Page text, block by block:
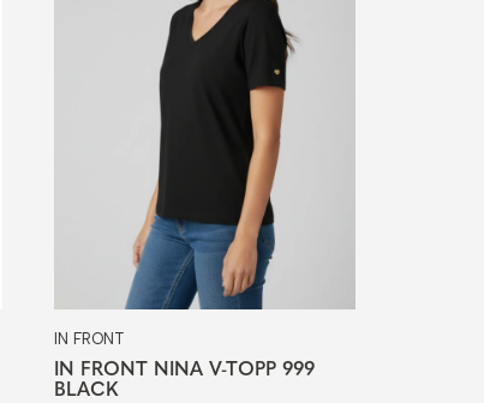
IN FRONT
IN FRONT NINA V-TOPP 999
BLACK